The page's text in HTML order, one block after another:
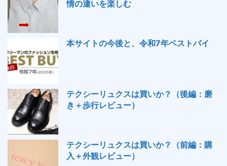
情の違いを楽しむ
本サイトの今後と、令和7年ベストバイ
テクシーリュクスは買いか？（後編：磨
き＋歩行レビュー）
テクシーリュクスは買いか？（前編：購
入＋外観レビュー）